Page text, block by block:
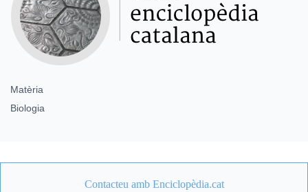
Matèria
Biologia
Contacteu amb Enciclopèdia.cat